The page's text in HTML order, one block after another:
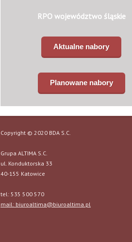
RPO województwo śląskie
Aktualne nabory
Planowane nabory
Copyright © 2020 BDA S.C.
Grupa ALTIMA S.C.
ul. Konduktorska 33
40-155 Katowice
tel: 535 500 570
mail: biuroaltima@biuroaltima.pl